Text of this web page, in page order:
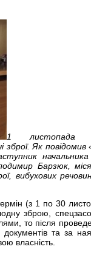
1 листопада в
зброї. Як
начальника
Барзюк,
вибухових
(з 1 по 30
зброю,
то після
та за
власність.